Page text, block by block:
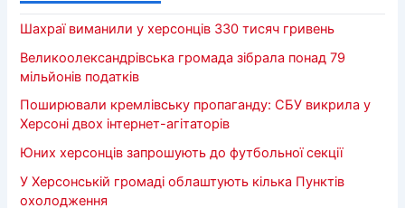
Шахраї виманили у херсонців 330 тисяч гривень
Великоолександрівська громада зібрала понад 79
мільйонів податків
Поширювали кремлівську пропаганду: СБУ викрила у
Херсоні двох інтернет-агітаторів
Юних херсонців запрошують до футбольної секції
У Херсонській громаді облаштують кілька Пунктів
охолодження